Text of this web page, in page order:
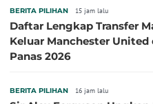
BERITA PILIHAN 15 jam lalu
Daftar Lengkap Transfer
Keluar Manchester United
Panas 2026
BERITA PILIHAN 16 jam lalu